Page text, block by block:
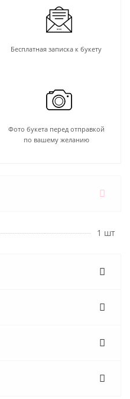
Бесплатная записка к букету
Фото букета перед отправкой
по вашему желанию
1 шт